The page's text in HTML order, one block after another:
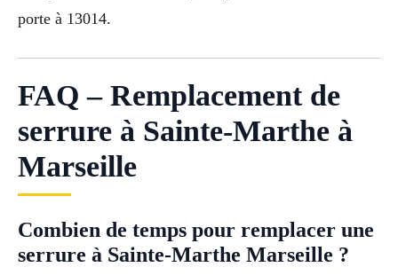
porte à 13014.
FAQ – Remplacement de
serrure à Sainte-Marthe à
Marseille
Combien de temps pour remplacer une
serrure à Sainte-Marthe Marseille ?